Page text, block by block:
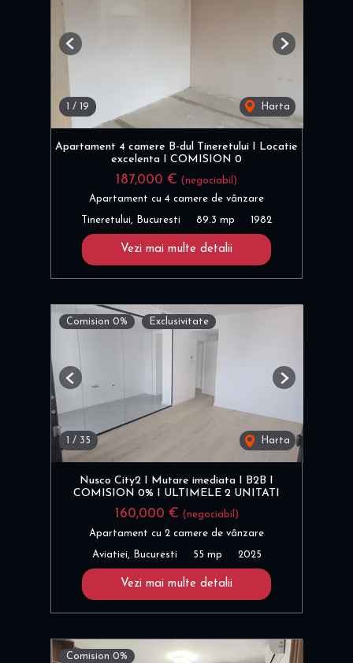
1 / 19 Harta
Previous Next
Apartament 4 camere B-dul Tineretului I Locatie
excelenta I COMISION 0
187,000 € (negociabil)
Apartament cu 4 camere de vânzare
Tineretului, Bucuresti 89.3 mp 1982
Vezi mai multe detalii
Comision 0% Exclusivitate
/ 35 Harta
Previous Next
Nusco City2 I Mutare imediata I B2B I
COMISION 0% I ULTIMELE 2 UNITATI
160,000 € (negociabil)
Apartament cu 2 camere de vânzare
Aviatiei, Bucuresti 55 mp 2025
Vezi mai multe detalii
Comision 0%